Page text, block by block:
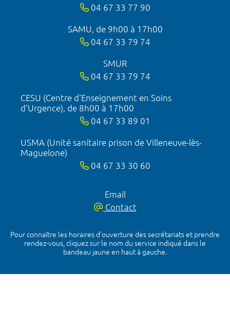
04 67 33 77 90
SAMU, de 9h00 à 17h00
04 67 33 79 74
SMUR
04 67 33 79 74
CESU (Centre d'Enseignement en Soins
d'Urgence), de 8h00 à 17h00
04 67 33 89 01
USMA (Unité sanitaire prison de Villeneuve-lès-
Maguelone)
04 67 33 30 60
Email
Contact
Pour connaître les horaires d’ouverture des secrétariats et prendre
rendez-vous, cliquez sur le nom du service indiqué dans le
bandeau jaune en haut à gauche.